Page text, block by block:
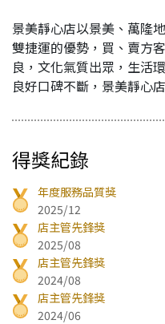
景美靜心店以景美、萬隆
雙捷運的優勢，買、賣方
良，文化氣質出眾，生活
良好口碑不斷，景美靜心
得獎紀錄
年度服務品質獎
2025/12
店主管先鋒獎
2025/08
店主管先鋒獎
2024/08
店主管先鋒獎
2024/06